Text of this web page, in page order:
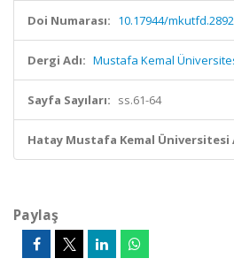
Doi Numarası: 10.17944/
Dergi Adı: Mustafa Kemal
Sayfa Sayıları: ss.61-64
Hatay Mustafa Kemal Üniversitesi
Paylaş